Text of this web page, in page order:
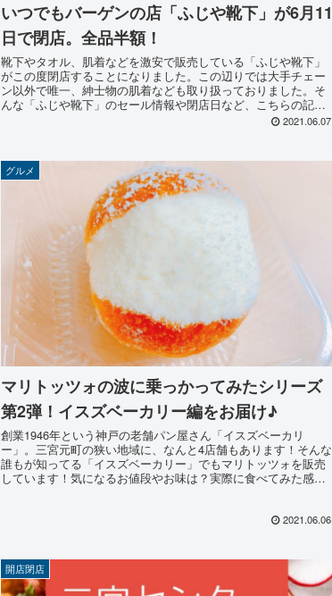
いつでもバーゲンの店「ふじや靴下」が6月11
日で閉店。全品半額！
靴下やタオル、肌着などを激安で販売している「ふじや靴下」
がこの度閉店することになりました。この辺りでは大手チェー
ン以外で唯一、紳士物の肌着なども取り扱っておりました。そ
んな「ふじや靴下」のセール情報や閉店日など、こちらの記事
2021.06.07
グルメ
マリトッツォの波に乗っかってみたシリーズ
第2弾！イスズベーカリー編をお届け♪
創業1946年という神戸の老舗パン屋さん「イスズベーカリ
ー」。三宮元町の狭い地域に、なんと4店舗もあります！そんな
誰もが知ってる「イスズベーカリー」でもマリトッツォを販売
しています！気になるお値段やお味は？実際に食べてみた感想
2021.06.06
開店閉店